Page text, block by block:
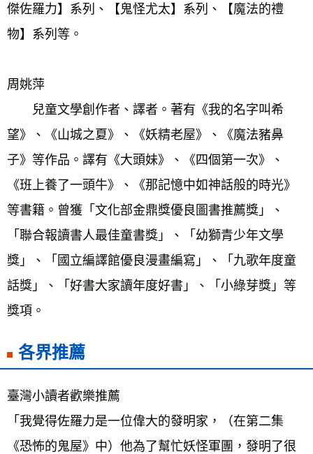
傑佐羅力】系列、【鬼怪尤太】系列、【魔法的禮
周姚萍
兒童文學創作者、譯者。著有《我的名字叫希
望》、《山城之夏》、《妖精老屋》、《魔法豬鼻
子》等作品。譯有《大頭妹》、《四個第一次》、
《班上養了一頭牛》、《那記憶中如神話般的時光》
等書籍。曾獲「文化部金鼎獎優良圖書推薦獎」、
「聯合報讀書人最佳童書獎」、「幼獅青少年文學
獎」、「國立編譯館優良漫畫編寫」、「九歌年度童
話獎」、「好書大家讀年度好書」、「小綠芽獎」等
獎項。
各界推薦
臺灣小讀者歡樂推薦
「我覺得佐羅力是一位偉大的發明家，（在第二集
《恐怖的鬼屋》中）他為了幫忙妖怪軍團，發明了很